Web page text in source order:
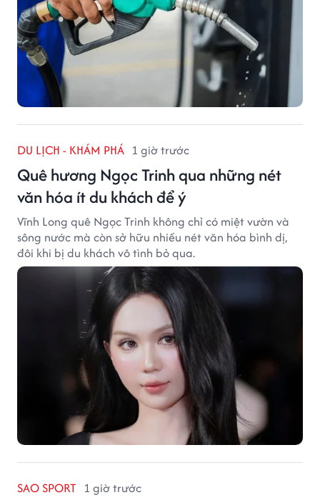
DU LỊCH - KHÁM PHÁ 1 giờ trước
Quê hương Ngọc Trinh qua những nét
văn hóa ít du khách để ý
Vĩnh Long quê Ngọc Trinh không chỉ có miệt vườn và
sông nước mà còn sở hữu nhiều nét văn hóa bình dị,
đôi khi bị du khách vô tình bỏ qua.
SAO SPORT 1 giờ trước